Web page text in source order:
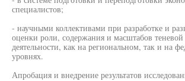
специалистов;
- научными коллективами при разработке и
оценки роли, содержания и масштабов теневой
деятельности, как на региональном, так и на
уровнях.
Апробация и внедрение результатов